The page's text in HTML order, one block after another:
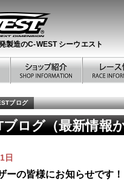
製造のC-WEST シーウエスト
ブログ
ブログ（最新情報
日
ーの皆様にお知らせです！